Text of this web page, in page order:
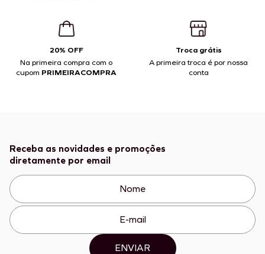
20% OFF
Na primeira compra com o
cupom PRIMEIRACOMPRA
Troca grátis
A primeira troca é por nossa
conta
Receba as novidades e promoções
diretamente por email
ENVIAR